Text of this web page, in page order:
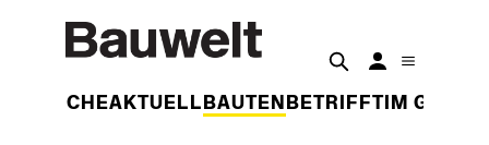
WOCHEAKTUELL BAUTEN BETRIFFT IM